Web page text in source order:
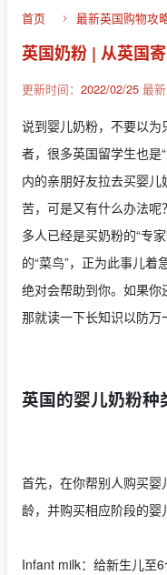
首页 最新英国购物攻
英国奶粉 | 从英国
更新时间： 2022/02/25 最新
说到婴儿奶粉，不要以
者，很多英国留学生也是
内的亲朋好友拉去买婴
苦，可是又有什么办法
多人已经是买奶粉的“专
的“菜鸟”，正为此事儿
绝对会帮助到你。如果你
那就读一下长知识以防万
英国的婴儿奶粉种
首先，在你帮别人购买
龄，并购买相应阶段的婴
Infant milk：给新生儿至6